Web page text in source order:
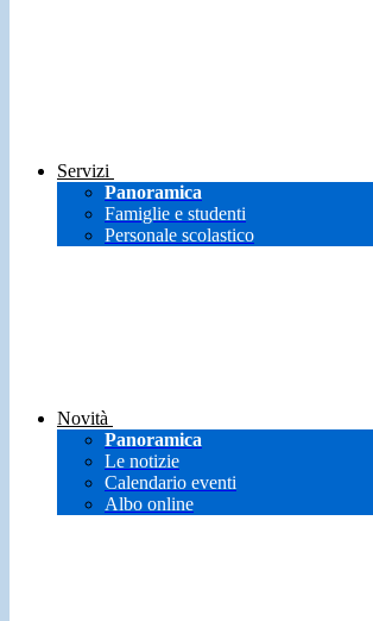
Servizi
Panoramica
Famiglie e studenti
Personale scolastico
Novità
Panoramica
Le notizie
Calendario eventi
Albo online